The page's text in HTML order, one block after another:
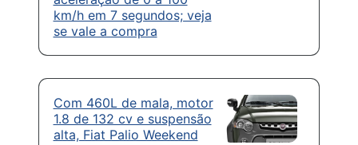
km/h em 7 segundos; veja
se vale a compra
Com 460L de mala, motor
1.8 de 132 cv e suspensão
alta, Fiat Palio Weekend